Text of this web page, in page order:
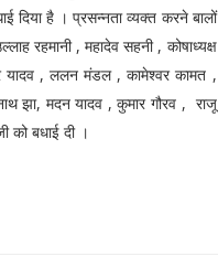
दिया है । प्रसन्नता व्यक्त करने बालों
रहमानी , महादेव सहनी , कोषाध्यक्ष
यादव , ललन मंडल , कामेश्वर कामत ,
झा, मदन यादव , कुमार गौरव , राजू
को बधाई दी ।